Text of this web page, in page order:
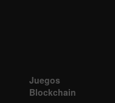
Juegos
Blockchain